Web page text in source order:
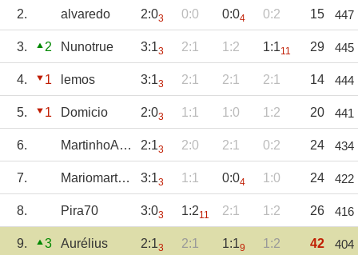
2. alvaredo 2:03 0:0 0:04 0:2 15 447
3. 2 Nunotrue 3:13 2:1 1:2 1:111 29 445
4. 1 lemos 3:13 2:1 2:1 2:1 14 444
5. 1 Domicio 2:03 1:1 1:0 1:2 20 441
6. MartinhoAmorim 2:13 2:0 2:1 0:2 24 434
7. Mariomartins 3:13 1:1 0:04 1:0 24 422
8. Pira70 3:03 1:211 2:1 1:2 26 416
9. 3 Aurélius 2:13 2:1 1:19 1:2 42 404